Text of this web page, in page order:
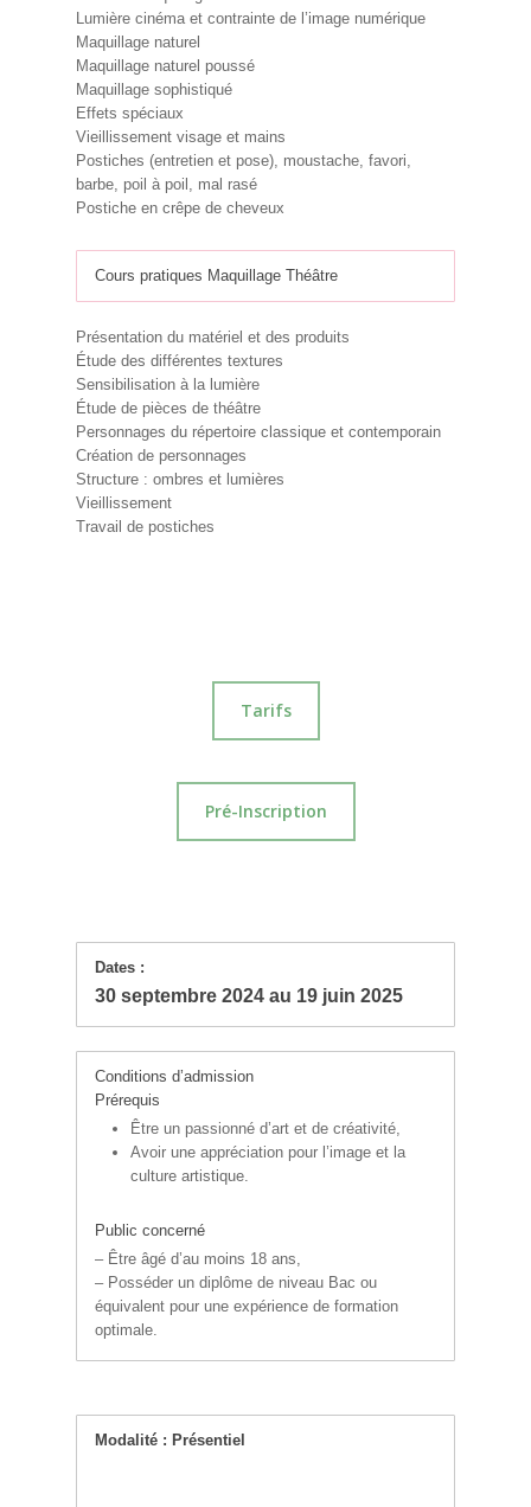
Lumière cinéma et contrainte de l’image numérique
Maquillage naturel
Maquillage naturel poussé
Maquillage sophistiqué
Effets spéciaux
Vieillissement visage et mains
Postiches (entretien et pose), moustache, favori,
barbe, poil à poil, mal rasé
Postiche en crêpe de cheveux
Cours pratiques Maquillage Théâtre
Présentation du matériel et des produits
Étude des différentes textures
Sensibilisation à la lumière
Étude de pièces de théâtre
Personnages du répertoire classique et contemporain
Création de personnages
Structure : ombres et lumières
Vieillissement
Travail de postiches
Tarifs
Pré-Inscription
Dates :
30 septembre 2024 au 19 juin 2025
Conditions d’admission
Prérequis
Être un passionné d’art et de créativité,
Avoir une appréciation pour l’image et la
culture artistique.
Public concerné
– Être âgé d’au moins 18 ans,
– Posséder un diplôme de niveau Bac ou
équivalent pour une expérience de formation
optimale.
Modalité : Présentiel